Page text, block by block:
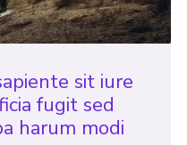
sit iure
fugit sed
harum modi